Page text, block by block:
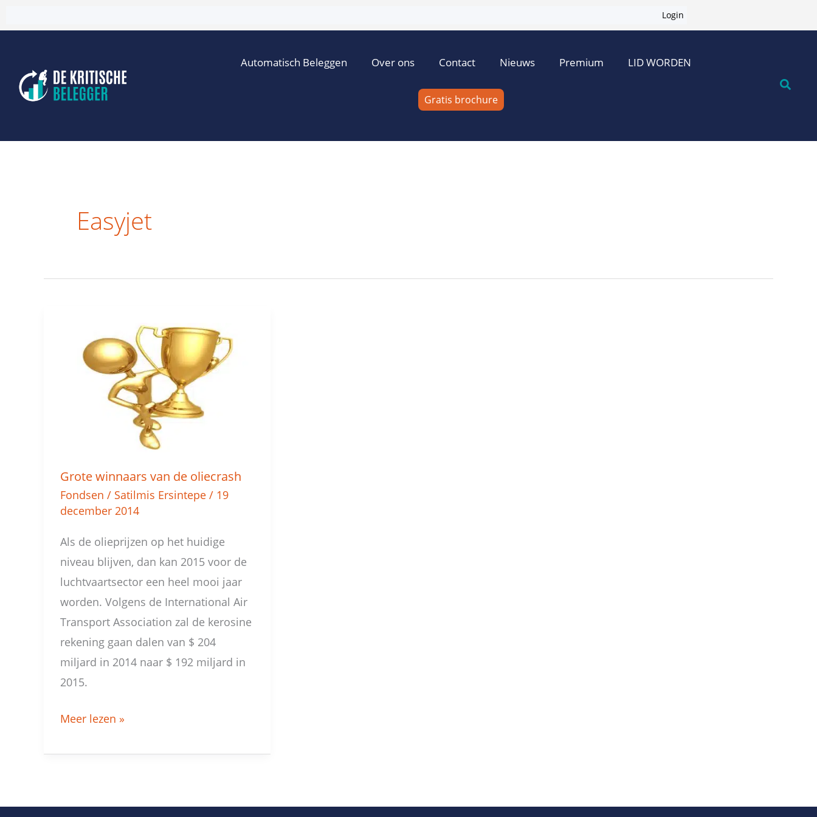
naar
inhoud
Login
Automatisch Beleggen Over ons Contact Nieuws Premium LID WORDEN
Gratis brochure
Easyjet
Grote winnaars van de oliecrash
Fondsen / Satilmis Ersintepe / 19
december 2014
Als de olieprijzen op het huidige
niveau blijven, dan kan 2015 voor de
luchtvaartsector een heel mooi jaar
worden. Volgens de International Air
Transport Association zal de kerosine
rekening gaan dalen van $ 204
miljard in 2014 naar $ 192 miljard in
2015.
winnaars
Meer lezen »